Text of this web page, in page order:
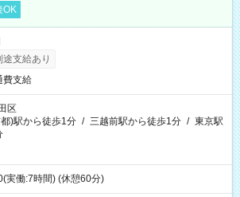
OK
支給あり
費支給
区
)駅から徒歩1分 / 三越前駅から徒歩1分 / 東京駅
実働:7時間) (休憩60分)